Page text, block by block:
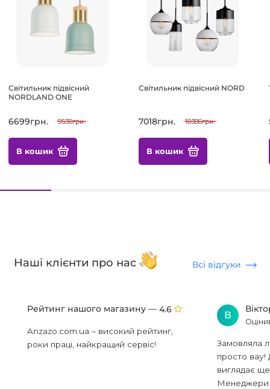
Світильник підвісний
NORDLAND ONE
6699грн. 9530грн.
В кошик
Світильник підвісний NORD
7018грн. 10386грн.
В кошик
Наші клієнти про нас Всі відгуки
Рейтинг нашого магазину — 4.6
Anzazo.com.ua – високий рейтинг,
роки праці, найкращий сервіс!
В
Замовляла
просто вау!
виглядає
Менеджери